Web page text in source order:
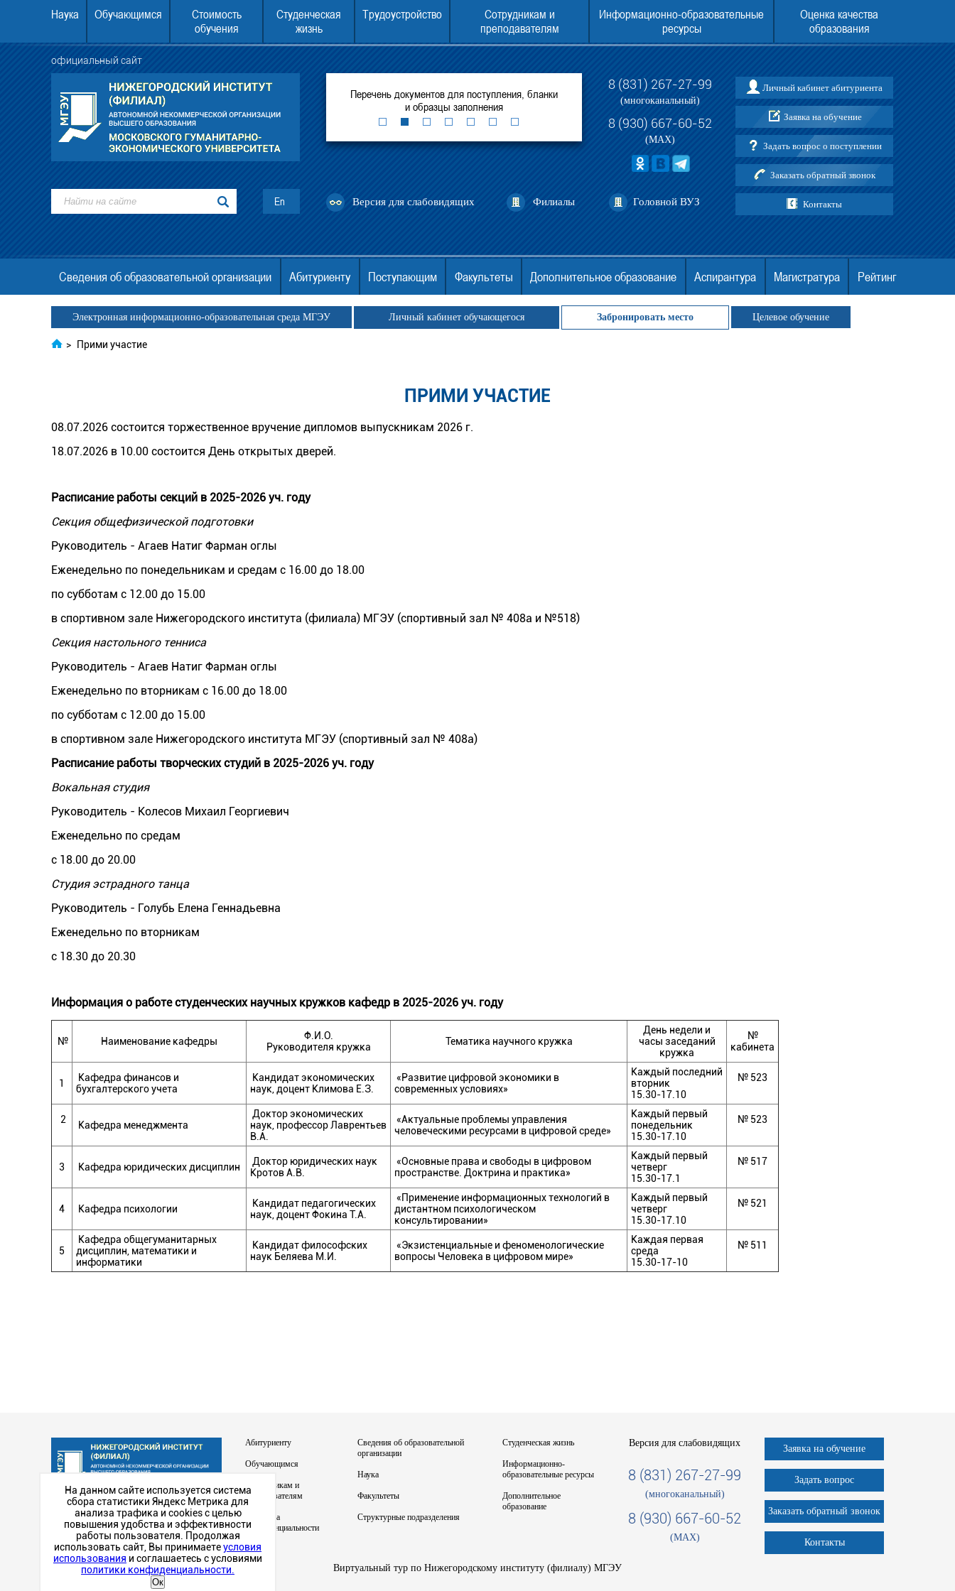
Наука Обучающимся
Стоимость
обучения
Студенческая
жизнь
Трудоустройство
Сотрудникам и
преподавателям
Информационно-образовательные
ресурсы
Оценка качества
образования
официальный сайт
высшее образование
22.08.2026 в 10.00 состоится День открытых
Перечень документов для поступления, бланки
и образцы заполнения
Консультации по приему в АНО ВО МГЭУ ЕГЭ ДЛЯ ПОСТУПЛЕНИЯ В МГЭУ В
8 (831) 267-27-99
(многоканальный)
8 (930) 667-60-52
(MAX)
En Версия для слабовидящих Филиалы Головной ВУЗ
Личный кабинет абитуриента
Заявка на обучение
Задать вопрос о поступлении
Заказать обратный звонок
Контакты
Сведения об образовательной организации Абитуриенту Поступающим Факультеты Дополнительное образование Аспирантура Магистратура Рейтинг
Электронная информационно-образовательная среда МГЭУ Личный кабинет обучающегося Забронировать место Целевое обучение
> Прими участие
ПРИМИ УЧАСТИЕ
08.07.2026 состоится торжественное вручение дипломов выпускникам 2026 г.
18.07.2026 в 10.00 состоится День открытых дверей.
Расписание работы секций в 2025-2026 уч. году
Секция общефизической подготовки
Руководитель - Агаев Натиг Фарман оглы
Еженедельно по понедельникам и средам с 16.00 до 18.00
по субботам с 12.00 до 15.00
в спортивном зале Нижегородского института (филиала) МГЭУ (спортивный зал № 408а и №518)
Секция настольного тенниса
Руководитель - Агаев Натиг Фарман оглы
Еженедельно по вторникам с 16.00 до 18.00
по субботам с 12.00 до 15.00
в спортивном зале Нижегородского института МГЭУ (спортивный зал № 408а)
Расписание работы творческих студий в 2025-2026 уч. году
Вокальная студия
Руководитель - Колесов Михаил Георгиевич
Еженедельно по средам
с 18.00 до 20.00
Студия эстрадного танца
Руководитель - Голубь Елена Геннадьевна
Еженедельно по вторникам
с 18.30 до 20.30
Информация о работе студенческих научных кружков кафедр в 2025-2026 уч. году
№ Наименование кафедры
Ф.И.О.
Руководителя кружка
Тематика научного кружка
День недели и
часы заседаний
кружка
№
кабинета
1
Кафедра финансов и
бухгалтерского учета
Кандидат экономических
наук, доцент Климова Е.З.
«Развитие цифровой экономики в
современных условиях»
Каждый последний
вторник
15.30-17.10
№ 523
2 Кафедра менеджмента
Доктор экономических
наук, профессор Лаврентьев
В.А.
«Актуальные проблемы управления
человеческими ресурсами в цифровой среде»
Каждый первый
понедельник
15.30-17.10
№ 523
3 Кафедра юридических дисциплин
Доктор юридических наук
Кротов А.В.
«Основные права и свободы в цифровом
пространстве. Доктрина и практика»
Каждый первый
четверг
15.30-17.1
№ 517
4 Кафедра психологии
Кандидат педагогических
наук, доцент Фокина Т.А.
«Применение информационных технологий в
дистантном психологическом
консультировании»
Каждый первый
четверг
15.30-17.10
№ 521
5
Кафедра общегуманитарных
дисциплин, математики и
информатики
Кандидат философских
наук Беляева М.И.
«Экзистенциальные и феноменологические
вопросы Человека в цифровом мире»
Каждая первая
среда
15.30-17-10
№ 511
Наш институт в
социальных сетях
Абитуриенту
Обучающимся
Сотрудникам и
преподавателям
Политика
конфиденциальности
Сведения об образовательной
организации
Наука
Факультеты
Структурные подразделения
Студенческая жизнь
Информационно-
образовательные ресурсы
Дополнительное
образование
Версия для слабовидящих
8 (831) 267-27-99
(многоканальный)
8 (930) 667-60-52
(MAX)
Заявка на обучение
Задать вопрос
Заказать обратный звонок
Контакты
Виртуальный тур по Нижегородскому институту (филиалу) МГЭУ
На данном сайте используется система
сбора статистики Яндекс Метрика для
анализа трафика и cookies с целью
повышения удобства и эффективности
работы пользователя. Продолжая
использовать сайт, Вы принимаетеусловия
использования и соглашаетесь с условиями
политики конфиденциальности.
Ок